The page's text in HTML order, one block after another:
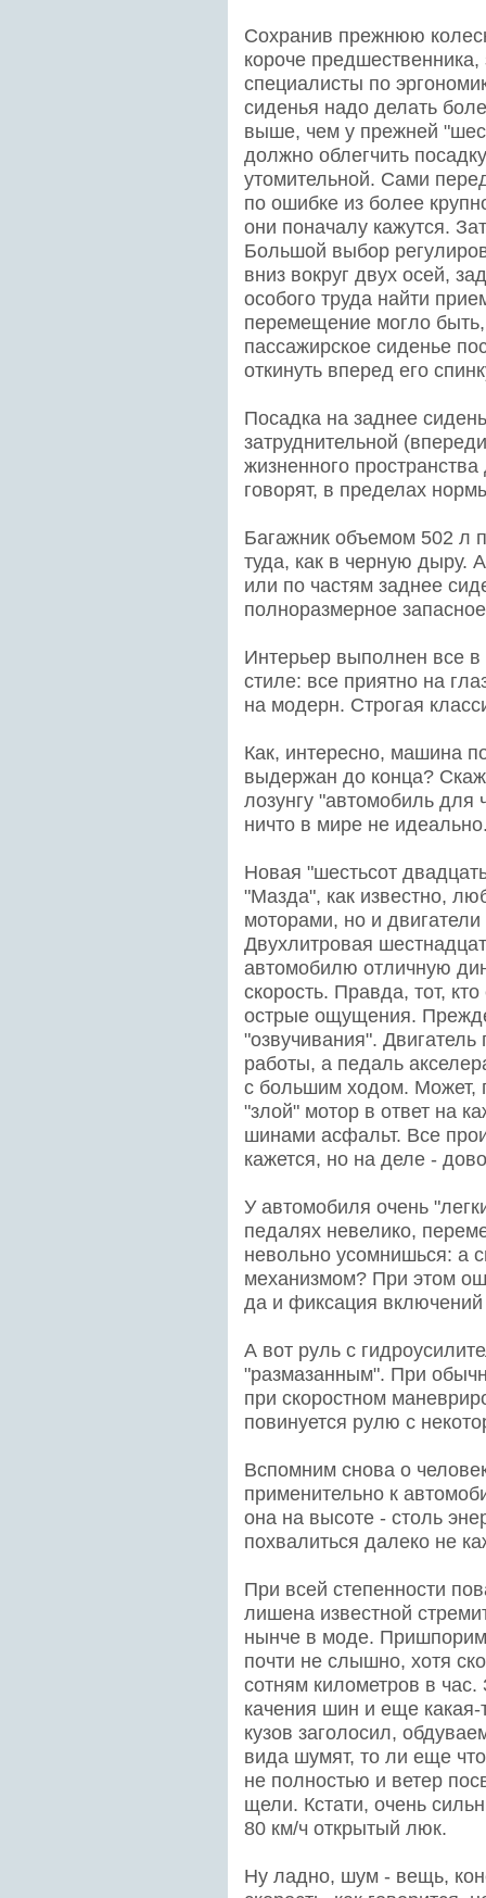
Сохранив прежнюю
короче
специалисты по
сиденья надо делать
выше, чем у прежней
должно облегчить
утомительной. Сами
по ошибке из более
они поначалу кажутся.
Большой выбор
вниз вокруг двух осей,
особого труда найти
перемещение могло
пассажирское сиденье
откинуть вперед его
Посадка на заднее
затруднительной
жизненного
говорят, в пределах
Багажник объемом 502 л
туда, как в черную дыру.
или по частям заднее
полноразмерное
Интерьер выполнен все
стиле: все приятно на
на модерн. Строгая
Как, интересно, машина
выдержан до конца?
лозунгу "автомобиль для
ничто в мире не
Новая "шестьсот
"Мазда", как известно,
моторами, но и
Двухлитровая
автомобилю отличную
скорость. Правда, тот,
острые ощущения.
"озвучивания".
работы, а педаль
с большим ходом. Может,
"злой" мотор в ответ на
шинами асфальт. Все
кажется, но на деле -
У автомобиля очень
педалях невелико,
невольно усомнишься: а
механизмом? При этом
да и фиксация включений
А вот руль с
"размазанным". При
при скоростном
повинуется рулю с
Вспомним снова о
применительно к
она на высоте - столь
похвалиться далеко не
При всей степенности
лишена известной
нынче в моде. Пришпорим
почти не слышно, хотя
сотням километров в
качения шин и еще
кузов заголосил,
вида шумят, то ли еще
не полностью и ветер
щели. Кстати, очень
80 км/ч открытый люк.
Ну ладно, шум - вещь,